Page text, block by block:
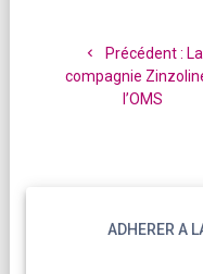
l’article
Précédent : La
compagnie
l’OMS
ADHERER A